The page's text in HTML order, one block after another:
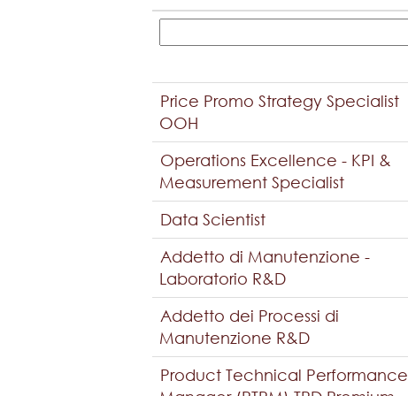
Price Promo Strategy Specialist
OOH
Operations Excellence - KPI &
Measurement Specialist
Data Scientist
Addetto di Manutenzione -
Laboratorio R&D
Addetto dei Processi di
Manutenzione R&D
Product Technical Performance